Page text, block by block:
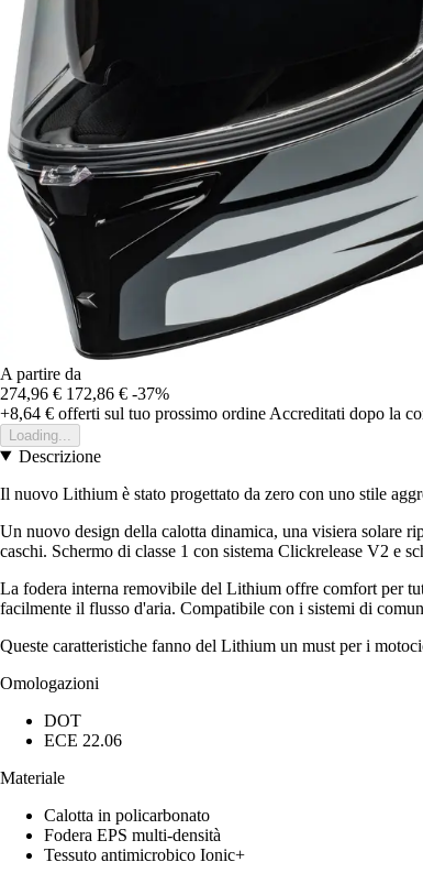
A partire da
274,96 € 172,86 € -37%
+8,64 € offerti sul tuo prossimo ordine Accreditati dopo la
Loading...
Descrizione
Il nuovo Lithium è stato progettato da zero con uno stile
Un nuovo design della calotta dinamica, una visiera solare
caschi. Schermo di classe 1 con sistema Clickrelease V2 e
La fodera interna removibile del Lithium offre comfort per
facilmente il flusso d'aria. Compatibile con i sistemi di
Queste caratteristiche fanno del Lithium un must per i
Omologazioni
DOT
ECE 22.06
Materiale
Calotta in policarbonato
Fodera EPS multi-densità
Tessuto antimicrobico Ionic+